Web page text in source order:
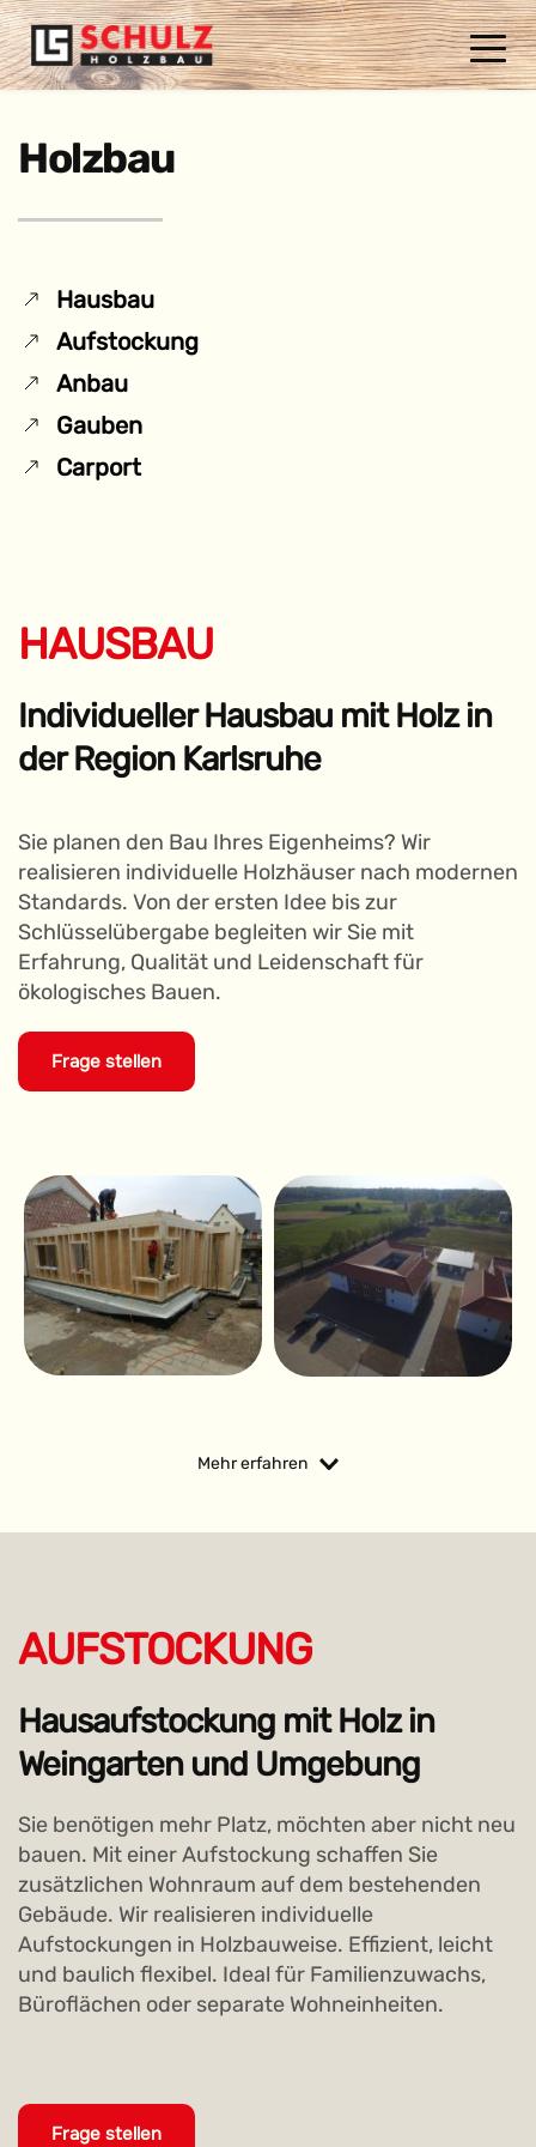
Holzbau
Hausbau
Aufstockung
Anbau
Gauben
Carport
HAUSBAU
Individueller Hausbau mit Holz in
der Region Karlsruhe
Sie planen den Bau Ihres Eigenheims? Wir
realisieren individuelle Holzhäuser nach modernen
Standards. Von der ersten Idee bis zur
Schlüsselübergabe begleiten wir Sie mit
Erfahrung, Qualität und Leidenschaft für
ökologisches Bauen.
Frage stellen
Mehr erfahren
Hausbau
Ökologisch, effizient und individuell
mit Schulz Holzbau.
Ein durchdachter Holzbau vereint
Nachhaltigkeit, Wohnkomfort und
gestalterische Freiheit. Ob Einfamilienhaus,
Mehrfamilienhaus, Anbau oder Aufstockung.
Wir von Schulz Holzbau planen und realisieren
Holzbauprojekte mit hohem Anspruch an
Qualität, Funktion und Ästhetik.
Als Familienbetrieb mit jahrzehntelanger
Erfahrung kombinieren wir traditionelle
Handwerkskunst mit modernen ökologischen
Wohnkonzepte, die zum Leben passen und
AUFSTOCKUNG
Hausaufstockung mit Holz in
Weingarten und Umgebung
Sie benötigen mehr Platz, möchten aber nicht neu
bauen. Mit einer Aufstockung schaffen Sie
zusätzlichen Wohnraum auf dem bestehenden
Gebäude. Wir realisieren individuelle
Aufstockungen in Holzbauweise. Effizient, leicht
und baulich flexibel. Ideal für Familienzuwachs,
Büroflächen oder separate Wohneinheiten.
Frage stellen